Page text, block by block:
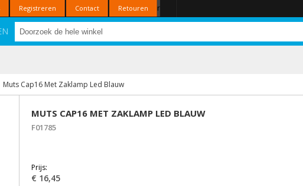
Registreren Contact Retouren r
Muts Cap16 Met Zaklamp Led Blauw
MUTS CAP16 MET ZAKLAMP LED BLAUW
F01785
Prijs:
€ 16,45